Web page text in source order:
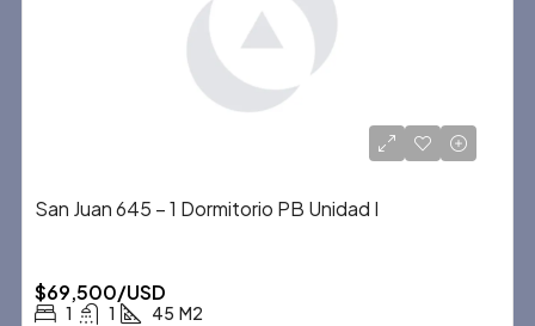
San Juan 645 – 1 Dormitorio PB Unidad I
$69,500/USD
1 1 45 M2